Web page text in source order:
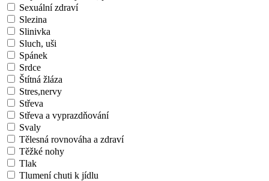
Sexuální zdraví
Slezina
Slinivka
Sluch, uši
Spánek
Srdce
Štítná žláza
Stres,nervy
Střeva
Střeva a vyprazdňování
Svaly
Tělesná rovnováha a zdraví
Těžké nohy
Tlak
Tlumení chuti k jídlu